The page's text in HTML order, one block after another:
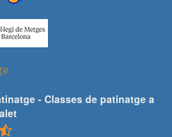
- Classes de patinatge a